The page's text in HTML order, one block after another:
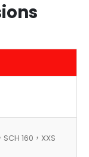
160，XXS